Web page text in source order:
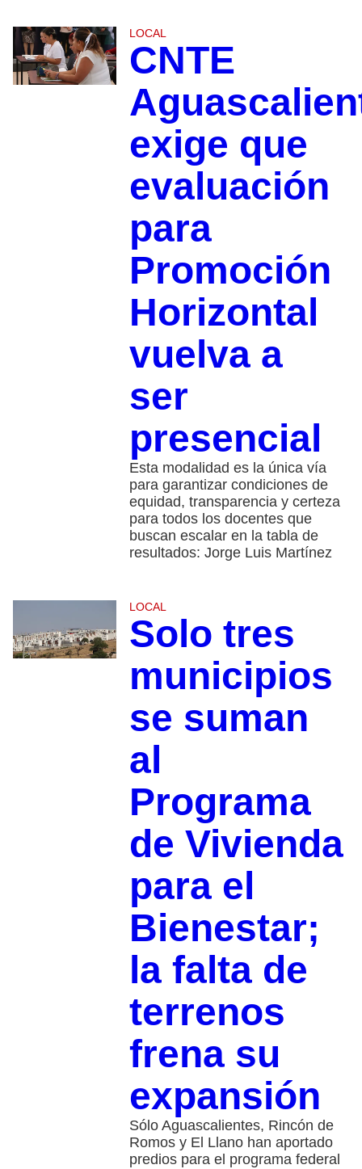
LOCAL
CNTE
exige que
evaluación
para
Promoción
Horizontal
vuelva a
ser
presencial
Esta modalidad es la única vía
para garantizar condiciones de
equidad, transparencia y certeza
para todos los docentes que
buscan escalar en la tabla de
resultados: Jorge Luis Martínez
LOCAL
Solo tres
municipios
se suman
al
Programa
de Vivienda
para el
Bienestar;
la falta de
terrenos
frena su
expansión
Sólo Aguascalientes, Rincón de
Romos y El Llano han aportado
predios para el programa federal